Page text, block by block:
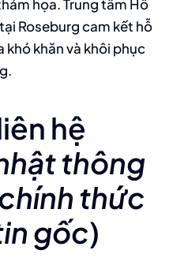
họa. Trung tâm Hỗ
Roseburg cam kết hỗ
khăn và khôi phục
hệ
thông
thức
gốc)